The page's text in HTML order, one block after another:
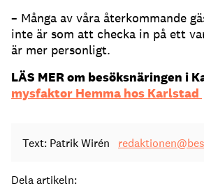
– Många av våra återkommande
inte är som att checka in på ett
är mer personligt.
LÄS MER om besöksnäringen i
mysfaktor Hemma hos Karlstad
Text: Patrik Wirén
Dela artikeln: